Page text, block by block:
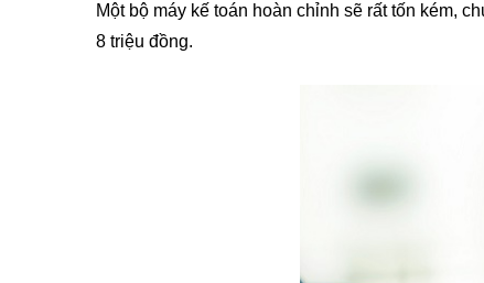
Một bộ máy kế toán hoàn chỉnh sẽ rất tốn kém,
8 triệu đồng.